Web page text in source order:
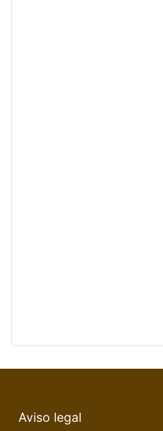
Aviso legal